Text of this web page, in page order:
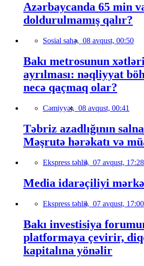
Azərbaycanda 65 min
doldurulmamış qalır?
Sosial sahə, 08 avqust, 00:50
Bakı metrosunun
ayrılması: nəqliyyat
necə qaçmaq olar?
Cəmiyyət, 08 avqust, 00:41
Təbriz azadlığının
Məşrutə hərəkatı və
Ekspress təhlil, 07 avqust, 17:28
Media idarəçiliyi
Ekspress təhlil, 07 avqust, 17:00
Bakı investisiya
platformaya çevirir,
kapitalına yönəlir